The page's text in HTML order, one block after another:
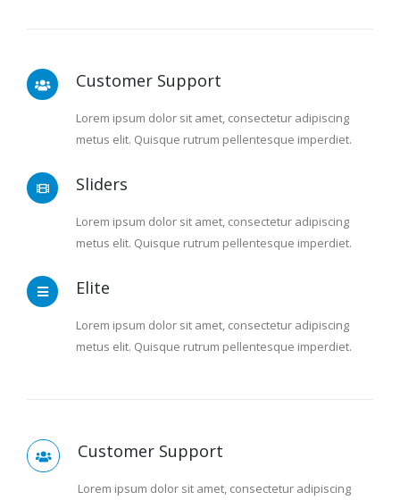
Customer Support
Lorem ipsum dolor sit amet, consectetur adipiscing
metus elit. Quisque rutrum pellentesque imperdiet.
Sliders
Lorem ipsum dolor sit amet, consectetur adipiscing
metus elit. Quisque rutrum pellentesque imperdiet.
Elite
Lorem ipsum dolor sit amet, consectetur adipiscing
metus elit. Quisque rutrum pellentesque imperdiet.
Customer Support
Lorem ipsum dolor sit amet, consectetur adipiscing